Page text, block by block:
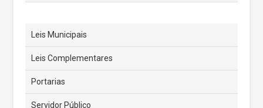
Leis Municipais
Leis Complementares
Portarias
Servidor Público